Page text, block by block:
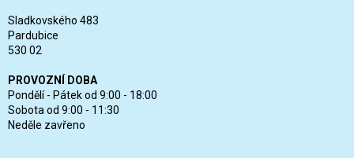
Sladkovského 483
Pardubice
530 02
PROVOZNÍ DOBA
Pondělí - Pátek od 9:00 - 18:00
Sobota od 9:00 - 11:30
Neděle zavřeno